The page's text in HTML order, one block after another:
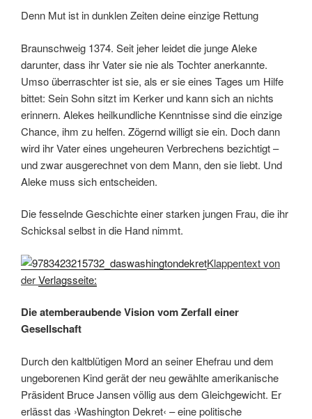
Denn Mut ist in dunklen Zeiten deine einzige Rettung
Braunschweig 1374. Seit jeher leidet die junge Aleke
darunter, dass ihr Vater sie nie als Tochter anerkannte.
Umso überraschter ist sie, als er sie eines Tages um Hilfe
bittet: Sein Sohn sitzt im Kerker und kann sich an nichts
erinnern. Alekes heilkundliche Kenntnisse sind die einzige
Chance, ihm zu helfen. Zögernd willigt sie ein. Doch dann
wird ihr Vater eines ungeheuren Verbrechens bezichtigt –
und zwar ausgerechnet von dem Mann, den sie liebt. Und
Aleke muss sich entscheiden.
Die fesselnde Geschichte einer starken jungen Frau, die ihr
Schicksal selbst in die Hand nimmt.
Klappentext von
derVerlagsseite:
Die atemberaubende Vision vom Zerfall einer
Gesellschaft
Durch den kaltblütigen Mord an seiner Ehefrau und dem
ungeborenen Kind gerät der neu gewählte amerikanische
Präsident Bruce Jansen völlig aus dem Gleichgewicht. Er
erlässt das ›Washington Dekret‹ – eine politische